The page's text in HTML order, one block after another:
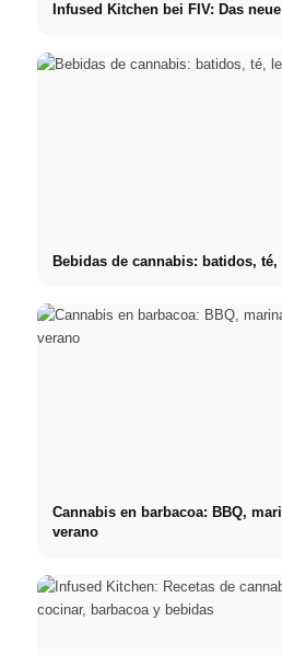
Infused Kitchen bei FIV: Das
Bebidas de cannabis: batidos,
Cannabis en barbacoa: BBQ,
verano